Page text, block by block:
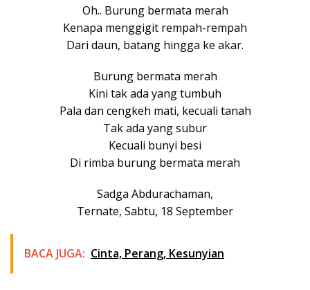
Oh.. Burung bermata merah
Kenapa menggigit rempah-rempah
Dari daun, batang hingga ke akar.
Burung bermata merah
Kini tak ada yang tumbuh
Pala dan cengkeh mati, kecuali tanah
Tak ada yang subur
Kecuali bunyi besi
Di rimba burung bermata merah
Sadga Abdurachaman,
Ternate, Sabtu, 18 September
BACA JUGA: Cinta, Perang, Kesunyian